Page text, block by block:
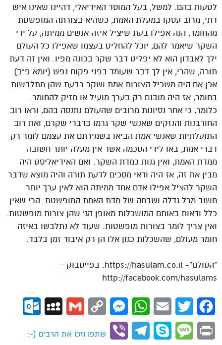
לטעות בהם. למשל, בעל המוסר האידיאלי, דהיינו שאינו איש
דתי, מרוב עסקו במעלת האמת, כשהיא בצורתה המופשטת
מהחומר, הנה אפילו בעת שיציל איזה אנשים ממיתה, על ידי
השקר שיאמר להם, יוכל להחליט בעצמו שאפילו כל העולם
ילך לאבדון הוא לא יפליט דבר שקר בכונה מפיו. ואין זה דעת
תורה, שהרי, אין לך דבר שעומד בפני פקוח נפש (יומא פ”ב)
אכן אם היה משכיל הצורות אמת ושקר כבעת שהן מתלבשות
בחומר, אז היה מובנם רק בערך מועיל או מזיק להחומר.
כלומר, כי אחר נסיונות מרובים שהעולם נתנסה בהם, וראו רוב
החורבנות והנזקים שאנשי שקר גרמו בדברי שקרם, ואת רוב
התועלתיות שאנשי אמת הביאו בשמירתם את עצמם לומר רק
דברי אמת, באו לידי הסכמה אשר אין מעלה יותר חשובה
ממדת האמת, ואין גנות כמדת השקר. ואם האידיאליסט היה
מבין את זה, אז היה ודאי מסכים לדעת תורה והיה מוצא שדבר
השקר להציל אפילו אדם אחד ממיתה הוא לאין ערך יותר
חשוב מכל גדלה ושבחה של מדת האמת המופשטת. הרי שאין
כלל ודאות באותם המושכלות מאופן הג’ שהן צורות מופשטות.
ואין צריך לומר בצורות מופשטות. שעוד לא נתלבשו באיזה
חומר מעולם, שהשכלות כגון אלו הן רק איבוד זמן בלבד.
“הסולם”- https://hasulam.co.il. בפייסבוק –
http://facebook.com/hasulams
Facebook
Twitter
Email
WhatsApp
Messenger
Copy
Gmail
MySpace
Print
Message
Skype
Telegram
Viber
שתפו וזכו את הרבים (-: